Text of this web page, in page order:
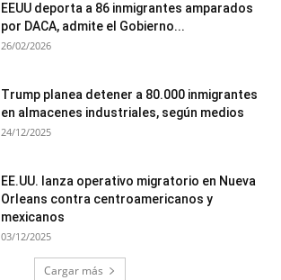
EEUU deporta a 86 inmigrantes amparados
por DACA, admite el Gobierno...
26/02/2026
Trump planea detener a 80.000 inmigrantes
en almacenes industriales, según medios
24/12/2025
EE.UU. lanza operativo migratorio en Nueva
Orleans contra centroamericanos y
mexicanos
03/12/2025
Cargar más